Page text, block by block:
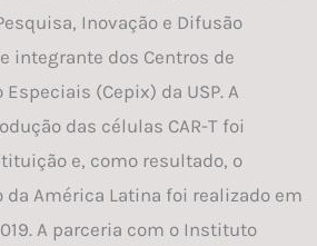
Inovação e Difusão
e integrante dos Centros de
(Cepix) da USP. A
das células CAR-T foi
e, como resultado, o
América Latina foi realizado em
A parceria com o Instituto